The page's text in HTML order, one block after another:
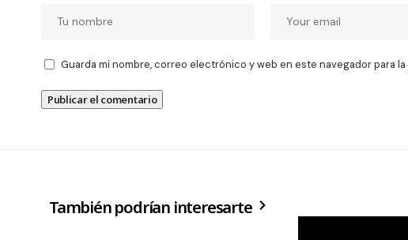
Guarda mi nombre, correo electrónico y web en este navegador para
También podrían interesarte